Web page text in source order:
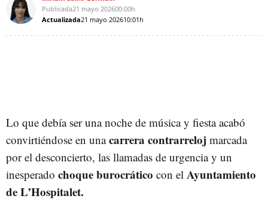
Publicada21 mayo 202600:00h
Actualizada21 mayo 202610:01h
Lo que debía ser una noche de música y fiesta acabó
convirtiéndose en unacarrera contrarreloj marcada
por el desconcierto, las llamadas de urgencia y un
inesperado choque burocrático con el Ayuntamiento
de L’Hospitalet.